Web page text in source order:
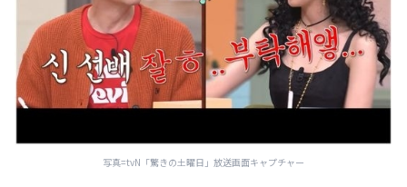
写真=tvN「驚きの土曜日」放送画面キャプチャー